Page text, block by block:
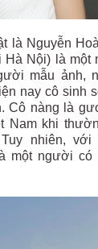
là Nguyễn
Hà Nội) là một
mẫu ảnh,
nay cô sinh
Cô nàng là
Nam khi
nhiên,
một người có